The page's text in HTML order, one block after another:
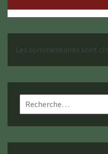
Les commentaires sont
Rechercher :